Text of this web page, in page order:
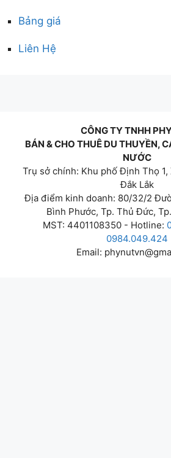
Bảng giá
Liên Hệ
CÔNG TY TNHH
BÁN & CHO THUÊ DU THUYỀN,
NƯỚC
Trụ sở chính: Khu phố Định Thọ 1,
Đắk Lắk
Địa điểm kinh doanh: 80/32/2
Bình Phước, Tp. Thủ Đức,
MST: 4401108350 - Hotline:
0984.049.424
Email: